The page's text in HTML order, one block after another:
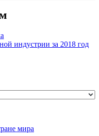
индустрии за 2018 год
мира